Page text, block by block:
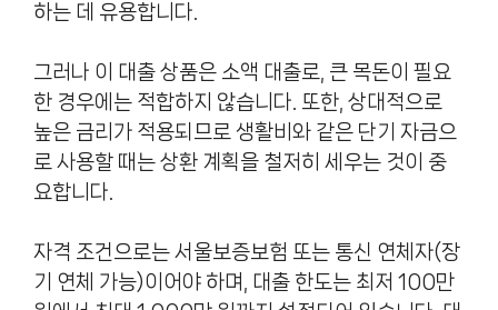
하는 데 유용합니다.
그러나 이 대출 상품은 소액 대출로, 큰 목돈이 필요
한 경우에는 적합하지 않습니다. 또한, 상대적으로
높은 금리가 적용되므로 생활비와 같은 단기 자금으
로 사용할 때는 상환 계획을 철저히 세우는 것이 중
요합니다.
자격 조건으로는 서울보증보험 또는 통신 연체자(장
기 연체 가능)이어야 하며, 대출 한도는 최저 100만